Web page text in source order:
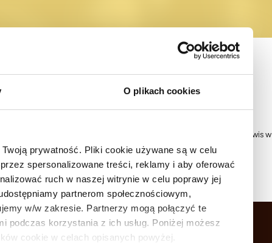
O plikach cookies
prywatność. Pliki cookie używane są w celu
spersonalizowane treści, reklamy i aby oferować
ruch w naszej witrynie w celu poprawy jej
partnerom społecznościowym,
w/w zakresie. Partnerzy mogą połączyć te
podczas korzystania z ich usług. Poniżej możesz
cookie w celach opisanych powyżej.
Profesjonalny serwis w